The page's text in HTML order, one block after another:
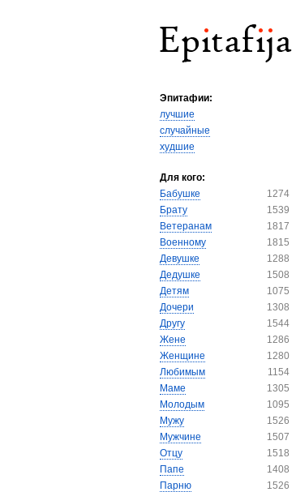
Эпитафии:
лучшие
случайные
худшие
Для кого:
Бабушке
1274
Брату
1539
Ветеранам
1817
Военному
1815
Девушке
1288
Дедушке
1508
Детям
1075
Дочери
1308
Другу
1544
Жене
1286
Женщине
1280
Любимым
1154
Маме
1305
Молодым
1095
Мужу
1526
Мужчине
1507
Отцу
1518
Папе
1408
Парню
1526